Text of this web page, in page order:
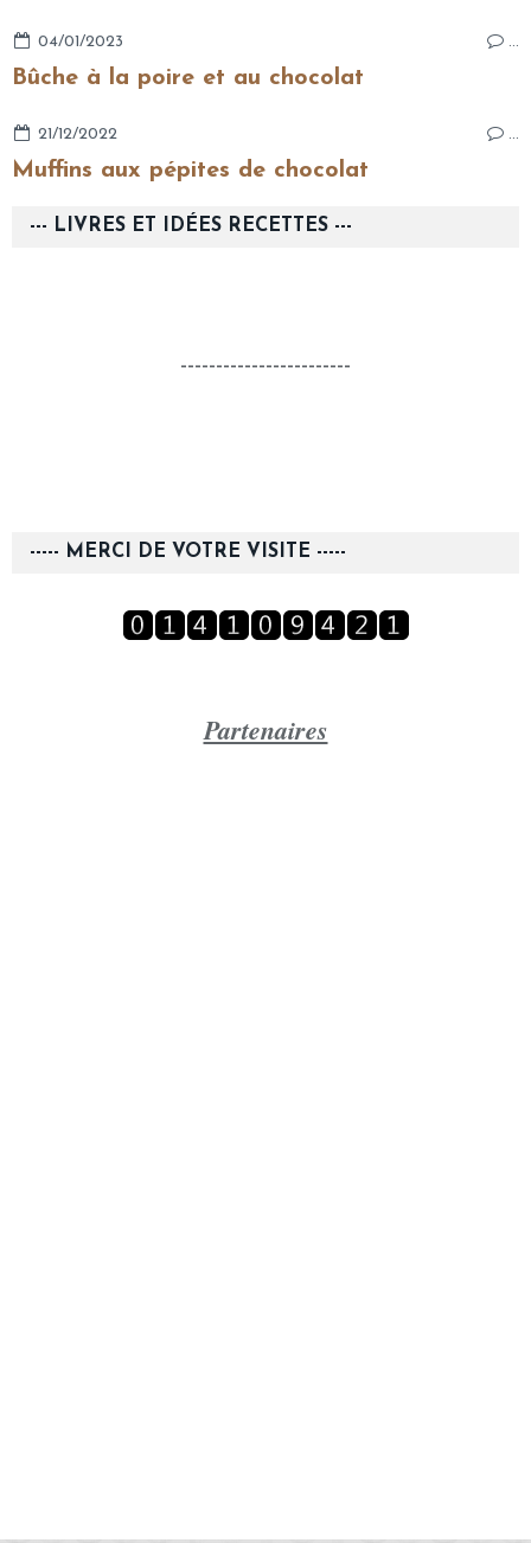
04/01/2023 …
Bûche à la poire et au chocolat
21/12/2022
Muffins aux pépites de chocolat
--- LIVRES ET IDÉES RECETTES ---
------------------------
----- MERCI DE VOTRE VISITE -----
Partenaires